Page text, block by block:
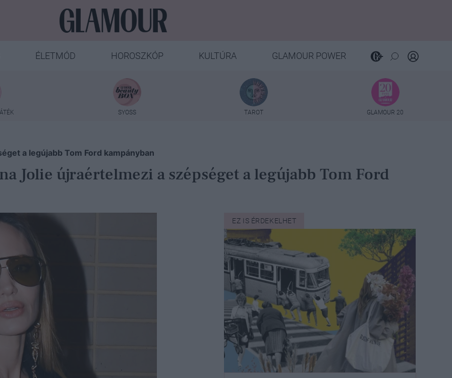
ÉLETMÓD HOROSZKÓP KULTÚRA GLAMOUR POWER
SYOSS TAROT GLAMOUR 20
a legújabb Tom Ford kampányban
Jolie újraértelmezi a szépséget a legújabb Tom Ford
EZ IS ÉRDEKELHET